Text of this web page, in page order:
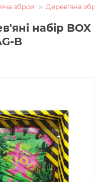
зброя Дерев'яна
набір BOX
B